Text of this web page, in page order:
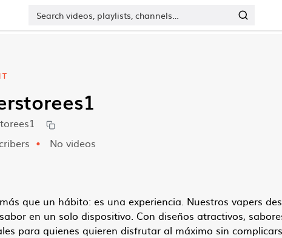
No videos
que un hábito: es una experiencia. Nuestros vapers
en un solo dispositivo. Con diseños atractivos,
para quienes quieren disfrutar al máximo sin